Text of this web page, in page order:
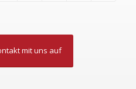
mit uns auf